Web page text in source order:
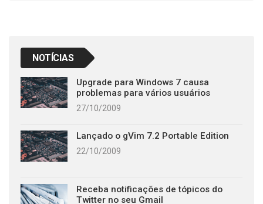
NOTÍCIAS
Upgrade para Windows 7 causa
problemas para vários usuários
27/10/2009
Lançado o gVim 7.2 Portable Edition
22/10/2009
Receba notificações de tópicos do
Twitter no seu Gmail